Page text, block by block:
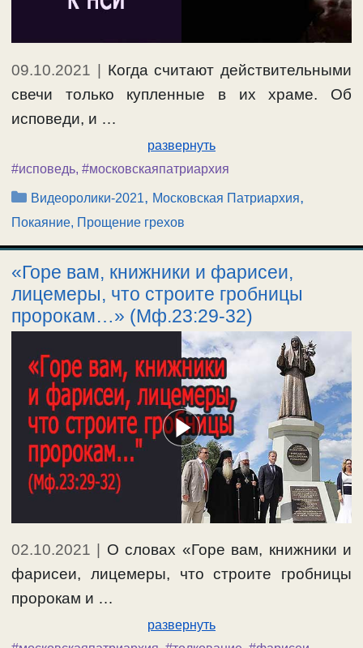
09.10.2021 | Когда считают действительными
свечи только купленные в их храме. Об
исповеди, и …
развернуть
#исповедь, #московскаяпатриархия
Рубрики
Видеоролики-2021, Московская Патриархия,
Покаяние, Прощение грехов
«Горе вам, книжники и фарисеи,
лицемеры, что строите гробницы
пророкам…» (Мф.23:29-32)
02.10.2021
О словах «Горе вам, книжники и
фарисеи, лицемеры, что строите гробницы
пророкам и …
развернуть